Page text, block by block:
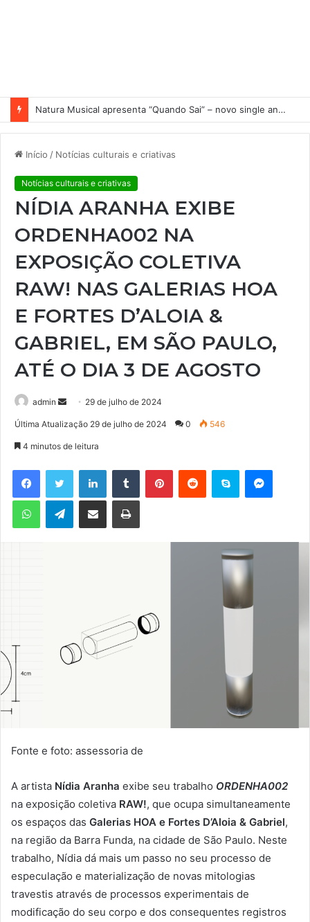
Natura Musical apresenta “Quando Sai” – novo single antecipa estreia do primeiro álbum solo de Elisa Maia
Início / Notícias culturais e criativas
Notícias culturais e criativas
NÍDIA ARANHA EXIBE
ORDENHA002 NA
EXPOSIÇÃO COLETIVA
RAW! NAS GALERIAS HOA
E FORTES D’ALOIA &
GABRIEL, EM SÃO PAULO,
ATÉ O DIA 3 DE AGOSTO
admin
d
e
m
29 de julho de 2024
Última Atualização 29 de julho de 2024 0 546
4 minutos de leitura
Telegram
Fonte e foto: assessoria de
A artista Nídia Aranha exibe seu trabalho ORDENHA002
na exposição coletiva RAW!, que ocupa simultaneamente
os espaços das Galerias HOA e Fortes D’Aloia & Gabriel,
na região da Barra Funda, na cidade de São Paulo. Neste
trabalho, Nídia dá mais um passo no seu processo de
especulação e materialização de novas mitologias
travestis através de processos experimentais de
modificação do seu corpo e dos consequentes registros